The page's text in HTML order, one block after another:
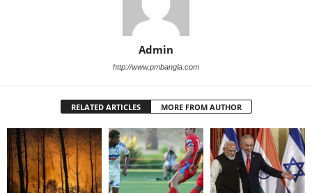
Admin
http://www.pmbangla.com
RELATED ARTICLES MORE FROM AUTHOR